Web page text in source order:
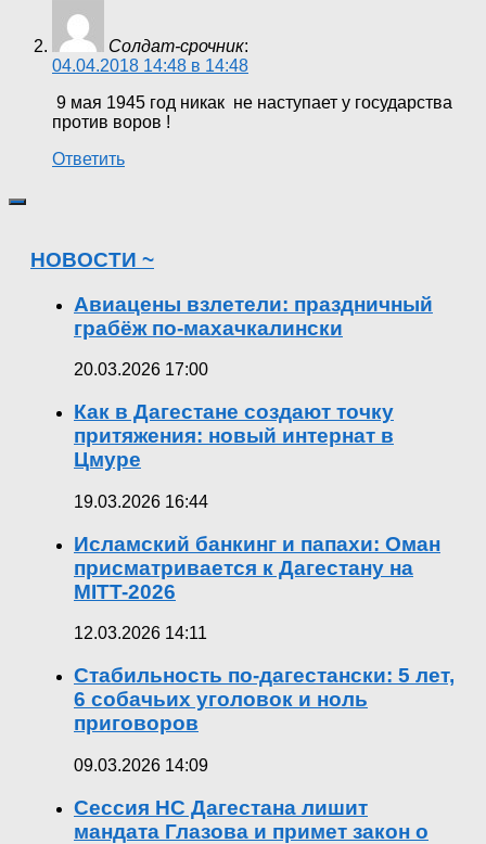
Солдат-срочник:
04.04.2018 14:48 в 14:48
9 мая 1945 год никак не наступает у государства
против воров !
Ответить
НОВОСТИ ~
Авиацены взлетели: праздничный
грабёж по-махачкалински
20.03.2026 17:00
Как в Дагестане создают точку
притяжения: новый интернат в
Цмуре
19.03.2026 16:44
Исламский банкинг и папахи: Оман
присматривается к Дагестану на
MITT-2026
12.03.2026 14:11
Стабильность по-дагестански: 5 лет,
6 собачьих уголовок и ноль
приговоров
09.03.2026 14:09
Сессия НС Дагестана лишит
мандата Глазова и примет закон о